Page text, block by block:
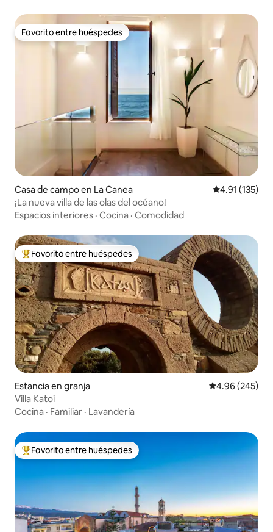
Favorito entre huéspedes
Favorito entre huéspedes
Casa de campo en La Canea Calificación
4.91 (135)
¡La nueva villa de las olas del océano!
Espacios interiores · Cocina · Comodidad
De los mejores en Favorito entre huéspedes
Favorito entre huéspedes
Estancia en granja Calificación
4.96 (245)
Villa Katoi
Cocina · Familiar · Lavandería
De los mejores en Favorito entre huéspedes
Favorito entre huéspedes